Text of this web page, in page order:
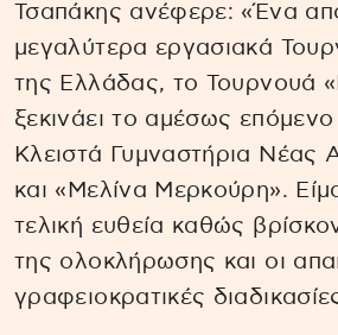
Τσαπάκης ανέφερε: «Ένα
μεγαλύτερα εργασιακά
της Ελλάδας, το Τουρνουά
ξεκινάει το αμέσως
Κλειστά Γυμναστήρια Νέας
και «Μελίνα Μερκούρη».
τελική ευθεία καθώς
της ολοκλήρωσης και οι
γραφειοκρατικές